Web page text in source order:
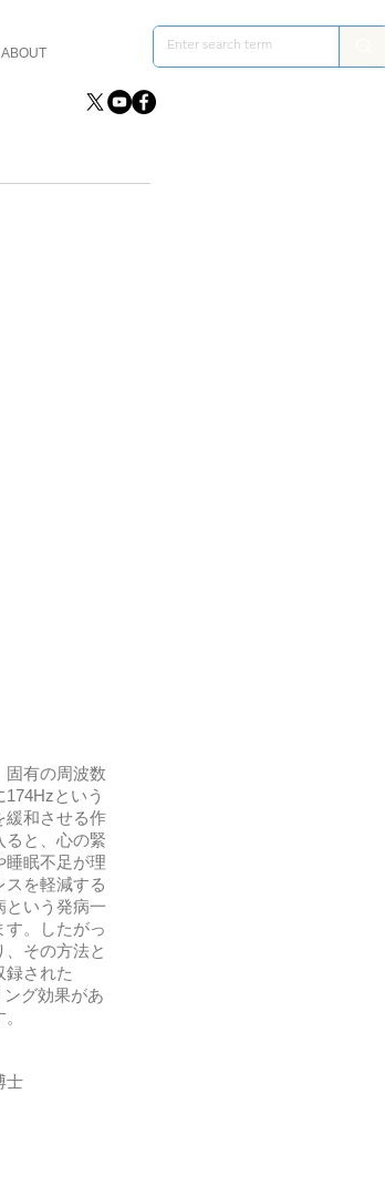
ABOUT
固有の周波数
という
緩和させる作
ると、心の緊
睡眠不足が理
を軽減する
という発病一
。したがっ
その方法と
録された
グ効果があ
士